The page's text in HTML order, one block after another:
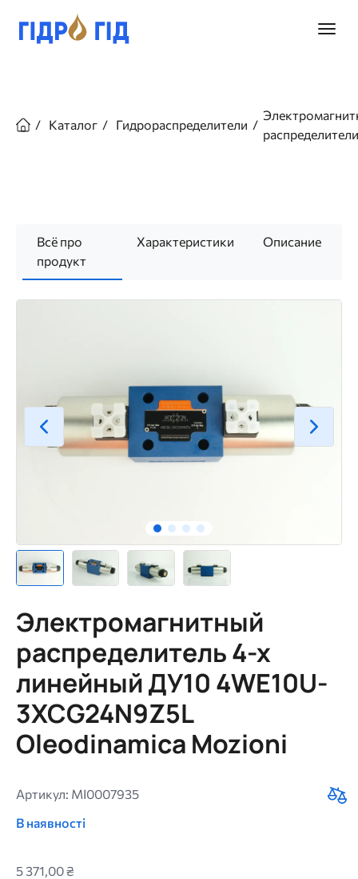
основному
Главное
Каталог Гидрораспределители
распределители
Всё про
продукт
Характеристики Описание
Электромагнитный
распределитель 4-х
линейный ДУ10 4WE10U-
3XCG24N9Z5L
Oleodinamica Mozioni
Артикул: MI0007935
В наявності
5 371,00 ₴